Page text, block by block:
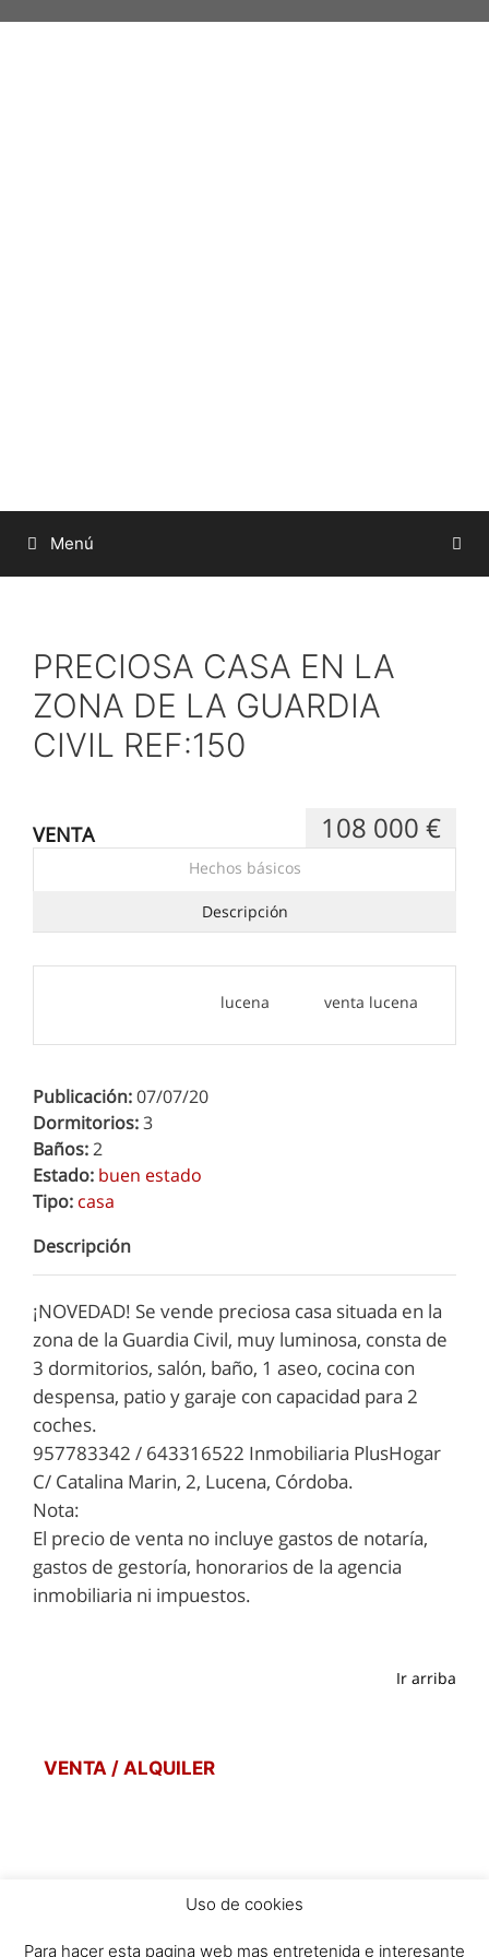
Menú
PRECIOSA CASA EN LA
ZONA DE LA GUARDIA
CIVIL REF:150
VENTA 108 000 €
Hechos básicos
Descripción
Publicación:07/07/20
Dormitorios:3
Baños:2
Estado: buen estado
Tipo: casa
Descripción
¡NOVEDAD! Se vende preciosa casa situada en la
zona de la Guardia Civil, muy luminosa, consta de
3 dormitorios, salón, baño, 1 aseo, cocina con
despensa, patio y garaje con capacidad para 2
coches.
957783342 / 643316522 Inmobiliaria PlusHogar
C/ Catalina Marin, 2, Lucena, Córdoba.
Nota:
El precio de venta no incluye gastos de notaría,
gastos de gestoría, honorarios de la agencia
inmobiliaria ni impuestos.
Ir arriba
VENTA / ALQUILER
POLITICA DE PRIVACIDAD
Uso de cookies
Para hacer esta pagina web mas entretenida e interesante